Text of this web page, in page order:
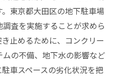
東京都大田区の地下駐車場
査を実施することが求めら
止めるために、コンクリー
ムの不備、地下水の影響など
車スペースの劣化状況を把